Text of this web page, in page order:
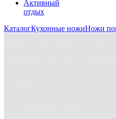
Активный
отдых
КаталогКухонные ножиНожи